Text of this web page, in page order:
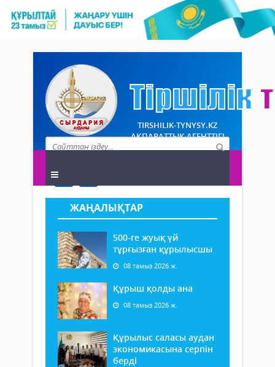
TIRSHILIK-TYNYSY.KZ
АҚПАРАТТЫҚ АГЕНТТІГІ
ЖАҢАЛЫҚТАР
500-ге жуық үй
тұрғызған құрылысшы
08 тамыз 2026 ж.
Құрыш қолды ана
08 тамыз 2026 ж.
Құрылыс саласы аудан
экономикасына серпін
берді